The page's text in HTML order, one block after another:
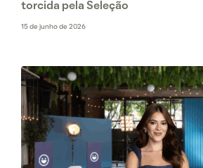
torcida pela Seleção
15 de junho de 2026